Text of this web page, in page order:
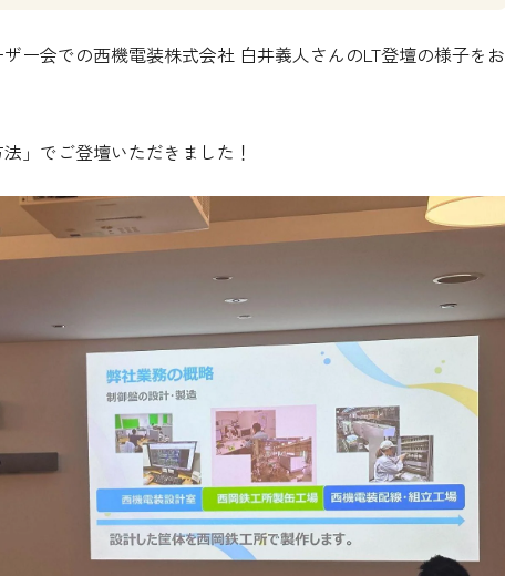
ー会での西機電装株式会社 白井義人さんのLT登壇の様子をお
」でご登壇いただきました！